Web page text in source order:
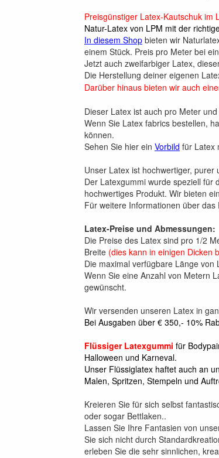
Preisgünstiger Latex-Kautschuk im
Natur-Latex von LPM mit der
In diesem Shop bieten wir
einem Stück. Preis pro Meter bei
Jetzt auch zweifarbiger Latex,
Die Herstellung deiner eigenen
Darüber hinaus bieten wir auch
Dieser Latex ist auch pro Meter
Wenn Sie Latex fabrics bestellen,
können.
Sehen Sie hier ein Vorbild für Latex
Unser Latex ist hochwertiger,
Der Latexgummi wurde speziell für
hochwertiges Produkt. Wir bieten
Für weitere Informationen über
Latex-Preise und Abmessungen:
Die Preise des Latex sind pro 1/2
Breite (dies kann in einigen Dicken
Die maximal verfügbare Länge
Wenn Sie eine Anzahl von Metern
gewünscht.
Wir versenden unseren Latex in
Bei Ausgaben über € 350,- 10%
Flüssiger Latexgummi für
Halloween und Karneval.
Unser Flüssiglatex haftet auch an
Malen, Spritzen, Stempeln und
Kreieren Sie für sich selbst
oder sogar Bettlaken..
Lassen Sie Ihre Fantasien von
Sie sich nicht durch
erleben Sie die sehr sinnlichen,